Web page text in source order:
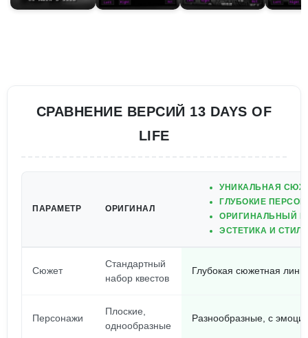
СРАВНЕНИЕ ВЕРСИЙ 13 DAYS OF
LIFE
ПАРАМЕТР ОРИГИНАЛ
УНИКАЛЬНАЯ
ГЛУБОКИЕ
ОРИГИНАЛЬНЫЙ
ЭСТЕТИКА И
Сюжет
Стандартный
набор квестов
Глубокая сюжетная
Персонажи
Плоские,
однообразные
Разнообразные, с